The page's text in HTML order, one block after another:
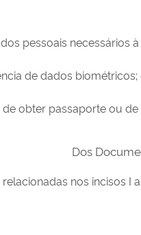
pessoais necessários
de dados biométricos;
obter passaporte ou de
Dos
nos incisos